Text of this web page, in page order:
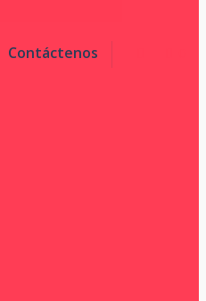
Contáctenos